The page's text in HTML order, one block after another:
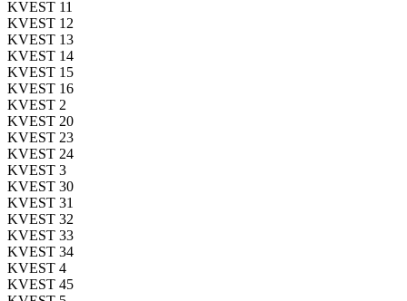
KVEST 11
KVEST 12
KVEST 13
KVEST 14
KVEST 15
KVEST 16
KVEST 2
KVEST 20
KVEST 23
KVEST 24
KVEST 3
KVEST 30
KVEST 31
KVEST 32
KVEST 33
KVEST 34
KVEST 4
KVEST 45